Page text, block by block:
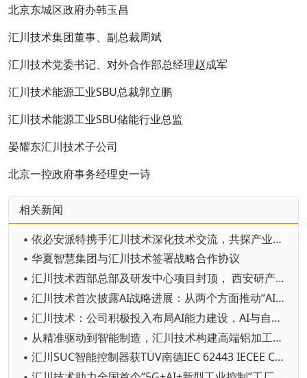
北京东城区政府办韩玉昌
汇川技术集团董事、副总裁周斌
汇川技术党委书记、对外合作部总经理赵成军
汇川技术能源工业SBU总裁郭立鹏
汇川技术能源工业SBU储能行业总监
晏耀东汇川技术子公司
北京一控政府事务经理史一诗
相关新闻
▪ 依必安派特携手汇川技术深化技术交流，共探产业创新未来
▪ 华夏智慧集团与汇川技术签署战略合作协议
▪ 汇川技术西部总部及研发中心项目封顶， 西安研产一体化布局再启新程
▪ 汇川技术首次披露AI战略进展：从两个方面推动“AI业务化”落地
▪ 汇川技术：公司积极投入布局AI能力建设，AI与自动化业务的结合为公司发展的核心战略之一
▪ 从精准驱动到智能制造，汇川技术构建高端铝加工全链智控新方案
▪ 汇川SUC智能控制器获TÜV南德IEC 62443 IECEE CB 双认证，共建全球工控网络安全标杆